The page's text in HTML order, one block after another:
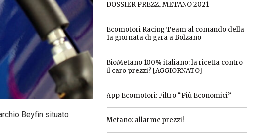
Beyfin situato
DOSSIER PREZZI METANO 2021
Ecomotori Racing Team al comando della
1a giornata di gara a Bolzano
BioMetano 100% italiano: la ricetta contro
il caro prezzi? [AGGIORNATO]
App Ecomotori: Filtro “Più Economici”
Metano: allarme prezzi!